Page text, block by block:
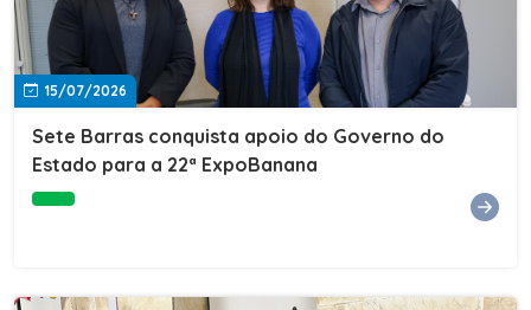
15/07/2026
Sete Barras conquista apoio do Governo do
Estado para a 22ª ExpoBanana